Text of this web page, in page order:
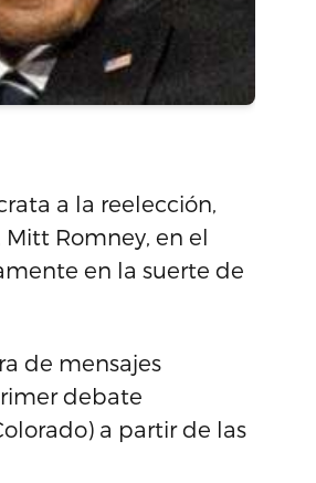
a la reelección,
Romney, en el
en la suerte de
de mensajes
debate
a partir de las